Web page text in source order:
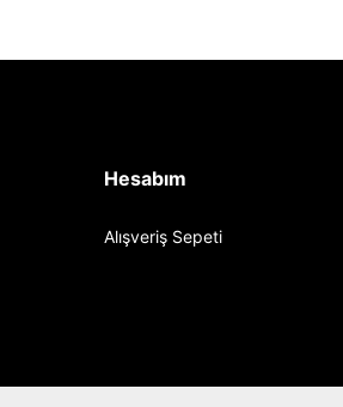
Hesabım
Alışveriş Sepeti